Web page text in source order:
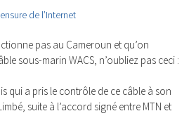
de l’Internet
pas au Cameroun et qu’on
sous-marin WACS, n’oubliez pas ceci :
qui a pris le contrôle de ce câble à son
suite à l’accord signé entre MTN et